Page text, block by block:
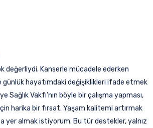
değerliydi. Kanserle mücadele ederken
günlük hayatımdaki değişiklikleri ifade etmek
Sağlık Vakfı’nın böyle bir çalışma yapması,
harika bir fırsat. Yaşam kalitemi artırmak
yer almak istiyorum. Bu tür destekler, yalnız